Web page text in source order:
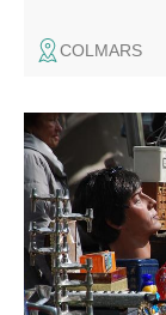
COLMARS
Foire aux
trouver de jolis
auprès de